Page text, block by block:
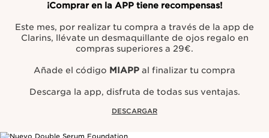
¡Comprar en la APP tiene recompensas!
Este mes, por realizar tu compra a través de la app de
Clarins, llévate un desmaquillante de ojos regalo en
compras superiores a 29€.
Añade el código MIAPP al finalizar tu compra
Descarga la app, disfruta de todas sus ventajas.
DESCARGAR